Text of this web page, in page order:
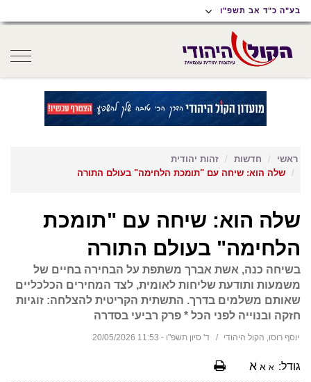
תפריט
נגישות
תפריט
ראשי
תוכן
ראשי
בע"ה כ"ד אב תשפ"ו
ראשי חדשות
זהות יהודית
שלה הוא: שיחה עם "תומכת הלחימה" בעולם התורה
שלה הוא: שיחה עם "תומכת
הלחימה" בעולם התורה
בשיחה כנה, אשת אברך משתפת על הבחירה בחיים של
משמעות ותודעת שליחות לאומית, לצד המחירים הכלכליים
שאותם משלמים בדרך. התשתית הקריטית להצלחה: זוגיות
חזקה ובנוייה לפני הכל * פרק רביעי בסדרה
יוסף רוסו, הקול היהודי ד' סיון תשפ"ו - 11:53 20/05/2026
גודל: א א א